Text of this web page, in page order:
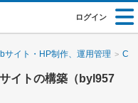
ログイン
サイト・HP制作、運用管理
イトの構築（byl957